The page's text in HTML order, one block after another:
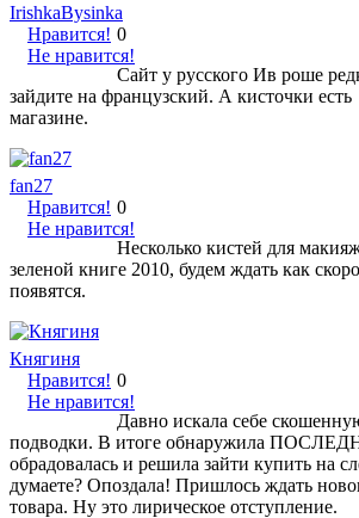
IrishkaBysinka
Нравится!
Не нравится!
0
Сайт у русского Ив роше
зайдите на французский. А кисточки
магазине.
fan27
Нравится!
Не нравится!
0
Несколько кистей для
зеленой книге 2010, будем ждать как
появятся.
Княгиня
Нравится!
Не нравится!
0
Давно искала себе
подводки. В итоге обнаружила
обрадовалась и решила зайти купить на
думаете? Опоздала! Пришлось ждать
товара. Ну это лирическое отступление.